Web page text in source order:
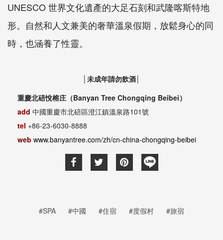
UNESCO 世界文化遺產的大足石刻和武隆喀斯特地
形。自然和人文兼美的奢華溫泉假期，放鬆身心的同
時，也涵養了性靈。
│未成年請勿飲酒│
重慶北碚悅榕庄（Banyan Tree Chongqing Beibei）
add 中國重慶市北碚區澄江鎮溫泉路101號
tel +86-23-6030-8888
web www.banyantree.com/zh/cn-china-chongqing-beibei
#SPA #中國 #住宿 #度假村 #旅宿